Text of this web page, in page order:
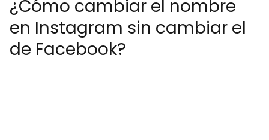
¿Cómo cambiar el nombre
en Instagram sin cambiar el
de Facebook?